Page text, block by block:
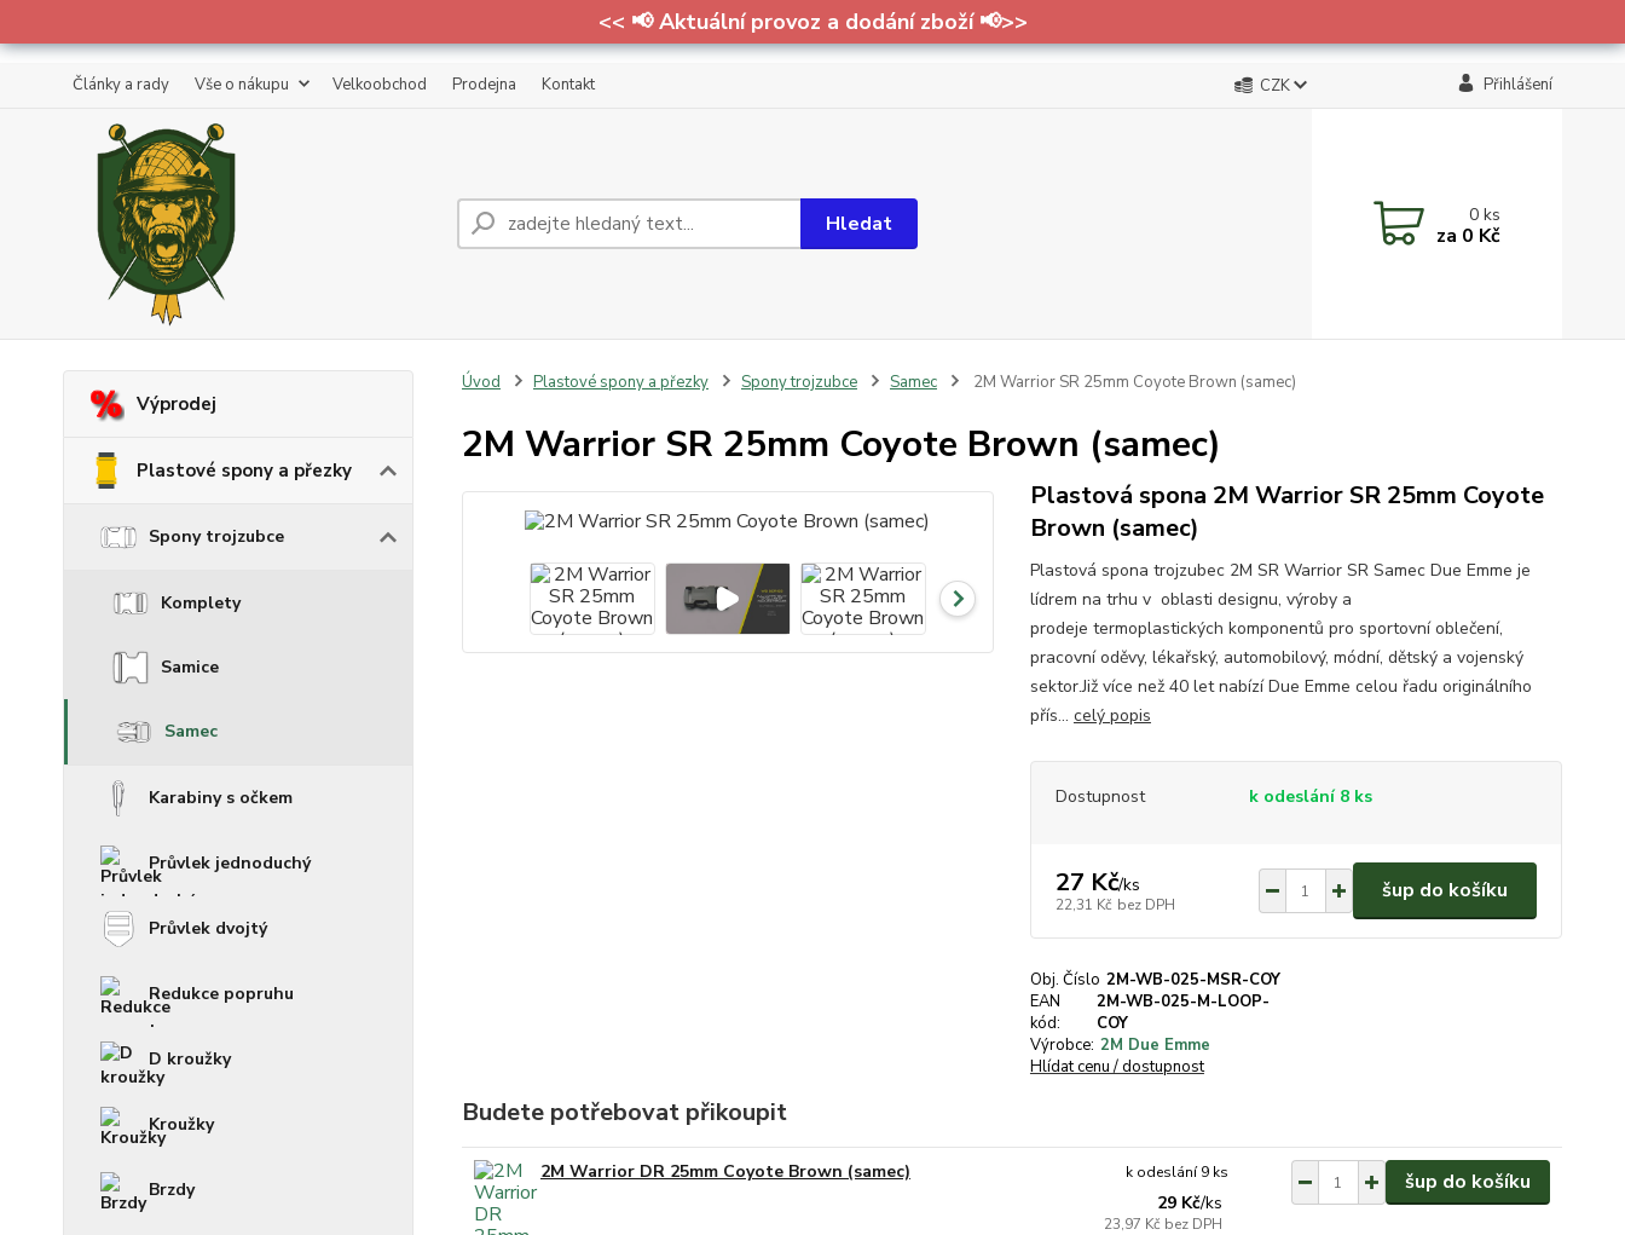
<< 📢 Aktuální provoz a dodání zboží 📢>>
Články a rady Vše o nákupu Velkoobchod Prodejna Kontakt CZK Přihlášení
Hledat 0ks
za 0 Kč
Výprodej
Plastové spony a přezky
Spony trojzubce
Komplety
Samice
Samec
Karabiny s očkem
Průvlek jednoduchý
Průvlek dvojtý
Redukce popruhu
D kroužky
Kroužky
Brzdy
Úvod Plastové spony a přezky Spony trojzubce Samec 2M Warrior SR 25mm Coyote Brown (samec)
2M Warrior SR 25mm Coyote Brown (samec)
Plastová spona 2M Warrior SR 25mm Coyote
Brown (samec)
Plastová spona trojzubec 2M SR Warrior SR Samec Due Emme je
lídrem na trhu v oblasti designu, výroby a
prodeje termoplastických komponentů pro sportovní oblečení,
pracovní oděvy, lékařský, automobilový, módní, dětský a vojenský
sektor.Již více než 40 let nabízí Due Emme celou řadu originálního
přís... celý popis
Dostupnost k odeslání 8 ks
27 Kč/ks
22,31 Kč bez DPH
šup do košíku
Obj. Číslo 2M-WB-025-MSR-COY
EAN
kód:
2M-WB-025-M-LOOP-
COY
Výrobce: 2M Due Emme
Hlídat cenu / dostupnost
Budete potřebovat přikoupit
2M Warrior DR 25mm Coyote Brown (samec)
29 Kč/ks
23,97 Kč bez DPH
k odeslání 9 ks šup do košíku